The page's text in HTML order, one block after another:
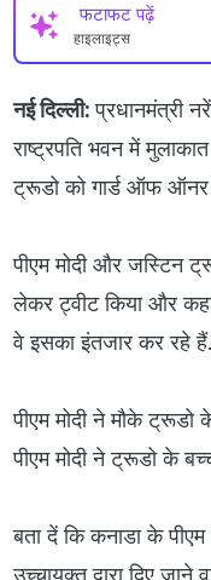
फटाफट पढ़ें
हाइलाइट्स
नई दिल्ली: प्रधानमंत्री
राष्ट्रपति भवन में
ट्रूडो को गार्ड ऑफ ऑनर
पीएम मोदी और जस्टिन
लेकर ट्वीट किया और कहा
वे इसका इंतजार कर रहे हैं.
पीएम मोदी ने मौके ट्रूडो
पीएम मोदी ने ट्रूडो के
बता दें कि कनाडा के
उच्चायुक्त द्वारा दिए